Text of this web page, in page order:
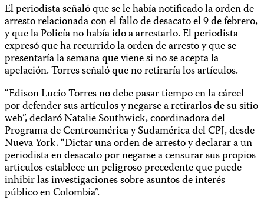
El periodista señaló que se le había notificado la orden de
arresto relacionada con el fallo de desacato el 9 de febrero,
y que la Policía no había ido a arrestarlo. El periodista
expresó que ha recurrido la orden de arresto y que se
presentaría la semana que viene si no se acepta la
apelación. Torres señaló que no retiraría los artículos.
“Edison Lucio Torres no debe pasar tiempo en la cárcel
por defender sus artículos y negarse a retirarlos de su sitio
web”, declaró Natalie Southwick, coordinadora del
Programa de Centroamérica y Sudamérica del CPJ, desde
Nueva York. “Dictar una orden de arresto y declarar a un
periodista en desacato por negarse a censurar sus propios
artículos establece un peligroso precedente que puede
inhibir las investigaciones sobre asuntos de interés
público en Colombia”.